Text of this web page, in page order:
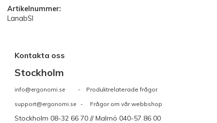
Artikelnummer:
LanabSl
Kontakta oss
Stockholm
info@ergonomi.se - Produktrelaterade frågor
support@ergonomi.se - Frågor om vår webbshop
Stockholm 08-32 66 70 // Malmö 040-57 86 00